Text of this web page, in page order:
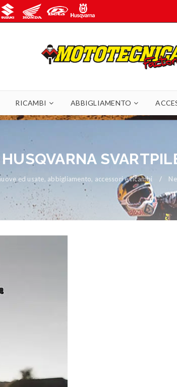
RICAMBI ABBIGLIAMENTO
HUSQVARNA
ed usate, abbigliamento, accessori e ricambi /